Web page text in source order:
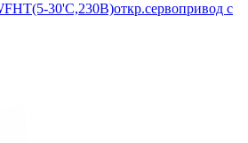
30'С,230В)откр.сервопривод с